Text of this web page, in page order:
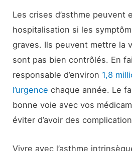
Les crises d’asthme peuvent
hospitalisation si les
graves. Ils peuvent mettre la
sont pas bien contrôlés. En
responsable d’environ 1,8
l’urgence chaque année. Le
bonne voie avec vos
éviter d’avoir des
Vivre avec l’asthme